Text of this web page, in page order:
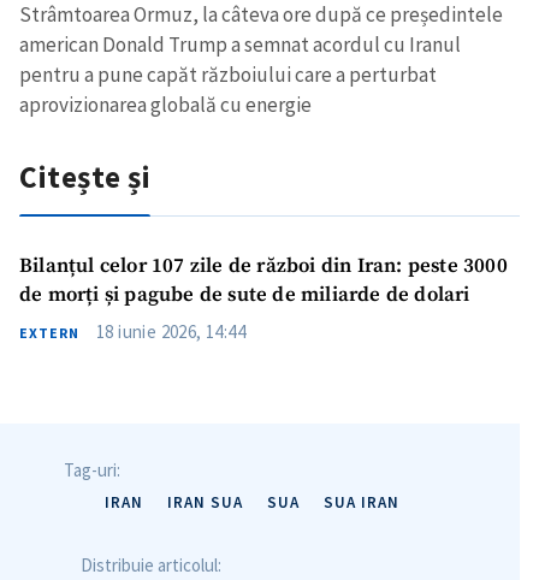
Strâmtoarea Ormuz, la câteva ore după ce președintele
american Donald Trump a semnat acordul cu Iranul
pentru a pune capăt războiului care a perturbat
aprovizionarea globală cu energie
Citește și
Bilanțul celor 107 zile de război din Iran: peste 3000
de morți și pagube de sute de miliarde de dolari
EXTERN 18 iunie 2026, 14:44
Tag-uri:
IRAN IRAN SUA SUA SUA IRAN
Distribuie articolul: